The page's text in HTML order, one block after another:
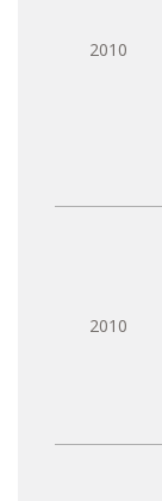
2010
2010